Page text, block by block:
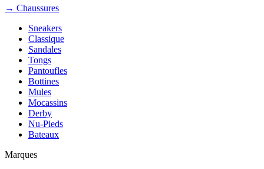
→ Chaussures
Sneakers
Classique
Sandales
Tongs
Pantoufles
Bottines
Mules
Mocassins
Derby
Nu-Pieds
Bateaux
Marques